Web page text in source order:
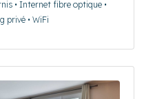
• Internet fibre optique •
privé • WiFi